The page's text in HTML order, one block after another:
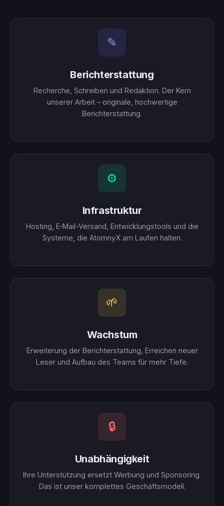
✎
Berichterstattung
Recherche, Schreiben und Redaktion. Der Kern
unserer Arbeit – originale, hochwertige
Berichterstattung.
⚙
Infrastruktur
Hosting, E‑Mail-Versand, Entwicklungstools und die
Systeme, die AtomnyX am Laufen halten.
🌱
Wachstum
Erweiterung der Berichterstattung, Erreichen neuer
Leser und Aufbau des Teams für mehr Tiefe.
🔒
Unabhängigkeit
Ihre Unterstützung ersetzt Werbung und Sponsoring.
Das ist unser komplettes Geschäftsmodell.